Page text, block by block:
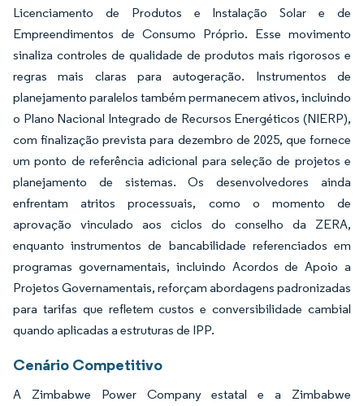
Licenciamento de Produtos e Instalação Solar e de
Empreendimentos de Consumo Próprio. Esse movimento
sinaliza controles de qualidade de produtos mais rigorosos e
regras mais claras para autogeração. Instrumentos de
planejamento paralelos também permanecem ativos, incluindo
o Plano Nacional Integrado de Recursos Energéticos (NIERP),
com finalização prevista para dezembro de 2025, que fornece
um ponto de referência adicional para seleção de projetos e
planejamento de sistemas. Os desenvolvedores ainda
enfrentam atritos processuais, como o momento de
aprovação vinculado aos ciclos do conselho da ZERA,
enquanto instrumentos de bancabilidade referenciados em
programas governamentais, incluindo Acordos de Apoio a
Projetos Governamentais, reforçam abordagens padronizadas
para tarifas que refletem custos e conversibilidade cambial
quando aplicadas a estruturas de IPP.
Cenário Competitivo
A Zimbabwe Power Company estatal e a Zimbabwe